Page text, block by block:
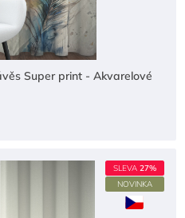
Super print - Akvarelové
SLEVA 27%
NOVINKA